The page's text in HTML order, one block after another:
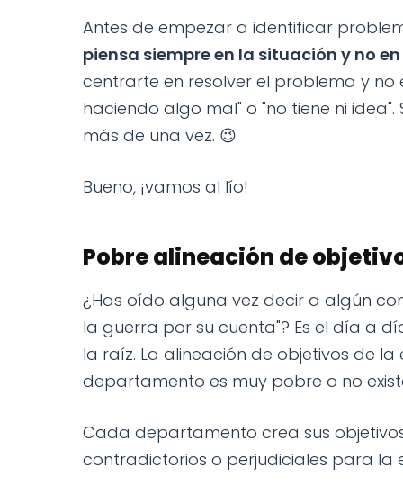
Antes de empezar a identificar
piensa siempre en la situación y no
centrarte en resolver el problema y
haciendo algo mal" o "no tiene ni
más de una vez. 😉
Bueno, ¡vamos al lío!
Pobre alineación de
¿Has oído alguna vez decir a algún
la guerra por su cuenta"? Es el día a
la raíz. La alineación de objetivos de
departamento es muy pobre o no
Cada departamento crea sus
contradictorios o perjudiciales para la